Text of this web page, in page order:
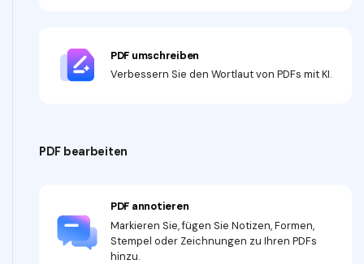
PDF umschreiben
Verbessern Sie den Wortlaut von PDFs mit KI.
PDF bearbeiten
PDF annotieren
Markieren Sie, fügen Sie Notizen, Formen,
Stempel oder Zeichnungen zu Ihren PDFs
hinzu.